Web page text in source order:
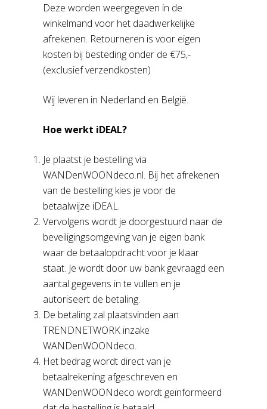
Deze worden weergegeven in de
winkelmand voor het daadwerkelijke
afrekenen. Retourneren is voor eigen
kosten bij besteding onder de €75,-
(exclusief verzendkosten)
Wij leveren in Nederland en België.
Hoe werkt iDEAL?
Je plaatst je bestelling via
WANDenWOONdeco.nl. Bij het afrekenen
van de bestelling kies je voor de
betaalwijze iDEAL.
Vervolgens wordt je doorgestuurd naar de
beveiligingsomgeving van je eigen bank
waar de betaalopdracht voor je klaar
staat. Je wordt door uw bank gevraagd een
aantal gegevens in te vullen en je
autoriseert de betaling.
De betaling zal plaatsvinden aan
TRENDNETWORK inzake
WANDenWOONdeco.
Het bedrag wordt direct van je
betaalrekening afgeschreven en
WANDenWOONdeco wordt geïnformeerd